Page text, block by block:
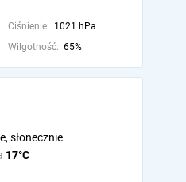
Ciśnienie: 1021 hPa
Wilgotność: 65%
17°C
słonecznie